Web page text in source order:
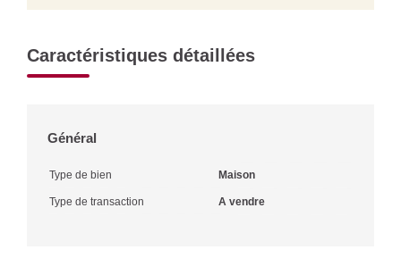
Caractéristiques détaillées
Général
Type de bien Maison
Type de transaction A vendre